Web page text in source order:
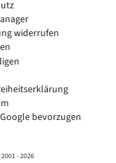
widerrufen
Google bevorzugen
-2026